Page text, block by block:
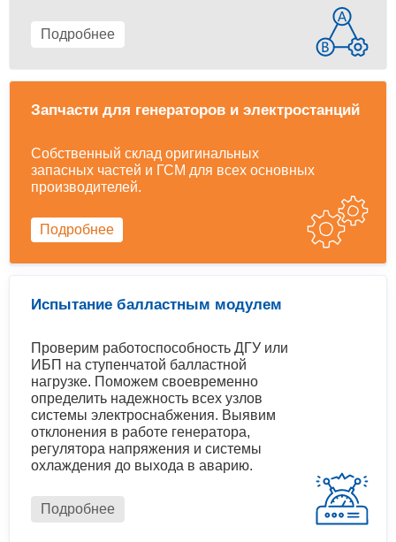
Подробнее
Запчасти для генераторов и электростанций
Собственный склад оригинальных
запасных частей и ГСМ для всех основных
производителей.
Подробнее
Испытание балластным модулем
Проверим работоспособность ДГУ или
ИБП на ступенчатой балластной
нагрузке. Поможем своевременно
определить надежность всех узлов
системы электроснабжения. Выявим
отклонения в работе генератора,
регулятора напряжения и системы
охлаждения до выхода в аварию.
Подробнее